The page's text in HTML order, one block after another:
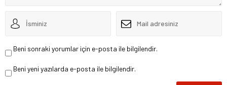
Beni sonraki yorumlar için e-posta ile bilgilendir.
Beni yeni yazılarda e-posta ile bilgilendir.